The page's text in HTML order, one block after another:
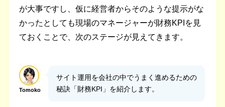
が大事ですし、仮に経営者からそのような提示がな
かったとしても現場のマネージャーが財務KPIを見
ておくことで、次のステージが見えてきます。
Tomoko
サイト運用を会社の中でうまく進めるための
秘訣「財務KPI」を紹介します。